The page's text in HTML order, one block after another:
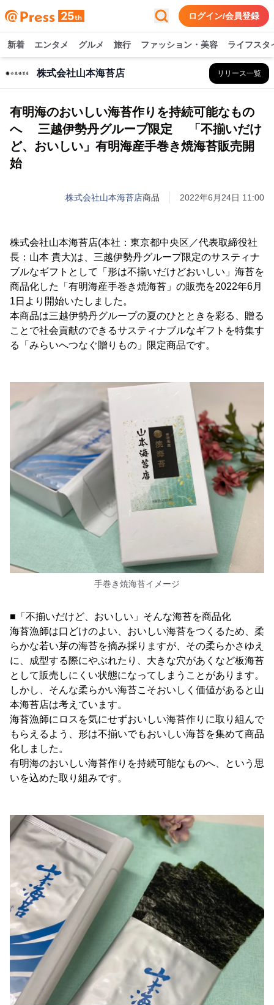
ログイン/会員登録
新着 エンタメ グルメ 旅行 ファッション・美容 ライフスタ
株式会社山本海苔店 リリース一覧
有明海のおいしい海苔作りを持続可能なもの
へ 三越伊勢丹グループ限定 「不揃いだけ
ど、おいしい」有明海産手巻き焼海苔販売開
始
株式会社山本海苔店商品 2022年6月24日 11:00
株式会社山本海苔店(本社：東京都中央区／代表取締役社
長：山本 貴大)は、三越伊勢丹グループ限定のサスティナ
ブルなギフトとして「形は不揃いだけどおいしい」海苔を
商品化した「有明海産手巻き焼海苔」の販売を2022年6月
1日より開始いたしました。
本商品は三越伊勢丹グループの夏のひとときを彩る、贈る
ことで社会貢献のできるサスティナブルなギフトを特集す
る「みらいへつなぐ贈りもの」限定商品です。
手巻き焼海苔イメージ
■「不揃いだけど、おいしい」そんな海苔を商品化
海苔漁師は口どけのよい、おいしい海苔をつくるため、柔
らかな若い芽の海苔を摘み採りますが、その柔らかさゆえ
に、成型する際にやぶれたり、大きな穴があくなど板海苔
として販売しにくい状態になってしまうことがあります。
しかし、そんな柔らかい海苔こそおいしく価値があると山
本海苔店は考えています。
海苔漁師にロスを気にせずおいしい海苔作りに取り組んで
もらえるよう、形は不揃いでもおいしい海苔を集めて商品
化しました。
有明海のおいしい海苔作りを持続可能なものへ、という思
いを込めた取り組みです。